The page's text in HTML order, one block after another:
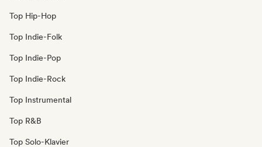
Top Hip-Hop
Top Indie-Folk
Top Indie-Pop
Top Indie-Rock
Top Instrumental
Top R&B
Top Solo-Klavier